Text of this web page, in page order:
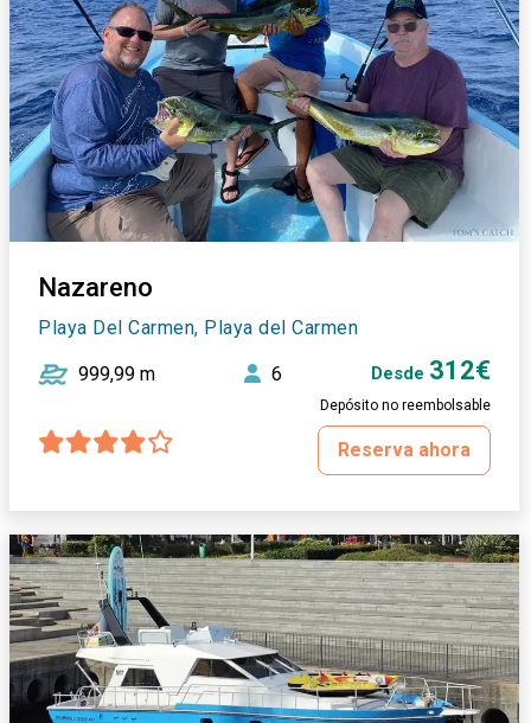
Nazareno
Playa Del Carmen, Playa del Carmen
999,99 m 6 Desde 312€
Depósito no reembolsable
Reserva ahora